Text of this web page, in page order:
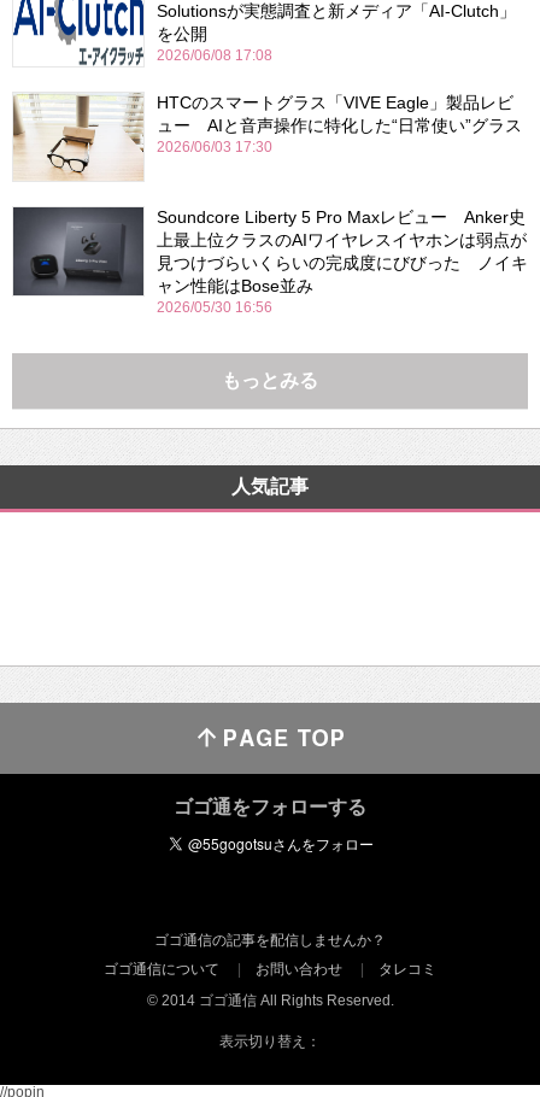
Solutionsが実態調査と新メディア「AI-Clutch」
を公開
2026/06/08 17:08
HTCのスマートグラス「VIVE Eagle」製品レビ
ュー AIと音声操作に特化した“日常使い”グラス
2026/06/03 17:30
Soundcore Liberty 5 Pro Maxレビュー Anker史
上最上位クラスのAIワイヤレスイヤホンは弱点が
見つけづらいくらいの完成度にびびった ノイキ
ャン性能はBose並み
2026/05/30 16:56
もっとみる
人気記事
ゴゴ通をフォローする
ゴゴ通信の記事を配信しませんか？
ゴゴ通信について
お問い合わせ
タレコミ
© 2014 ゴゴ通信 All Rights Reserved.
表示切り替え：
//popin